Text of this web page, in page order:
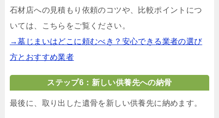
石材店への見積もり依頼のコツや、比較ポイントにつ
いては、こちらをご覧ください。
→墓じまいはどこに頼むべき？安心できる業者の選び
方とおすすめ業者
ステップ6：新しい供養先への納骨
最後に、取り出した遺骨を新しい供養先に納めます。